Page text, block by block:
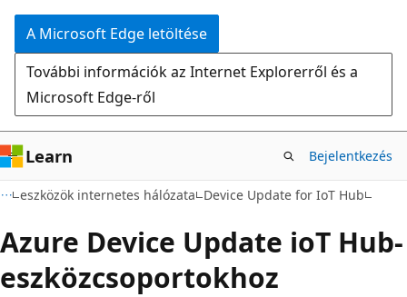
A Microsoft Edge letöltése
További információk az Internet Explorerről és a
Microsoft Edge-ről
Learn Bejelentkezés
eszközök internetes hálózata Device Update for IoT Hub
Azure Device Update ioT Hub-
eszközcsoportokhoz